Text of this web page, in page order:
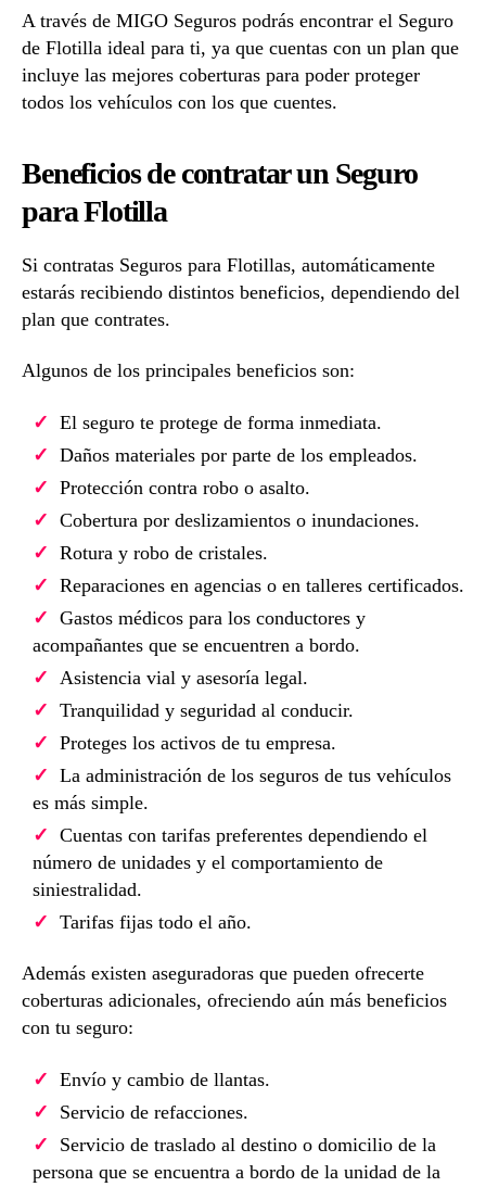
A través de MIGO Seguros podrás encontrar el Seguro
de Flotilla ideal para ti, ya que cuentas con un plan que
incluye las mejores coberturas para poder proteger
todos los vehículos con los que cuentes.
Beneficios de contratar un Seguro
para Flotilla
Si contratas Seguros para Flotillas, automáticamente
estarás recibiendo distintos beneficios, dependiendo del
plan que contrates.
Algunos de los principales beneficios son:
El seguro te protege de forma inmediata.
Daños materiales por parte de los empleados.
Protección contra robo o asalto.
Cobertura por deslizamientos o inundaciones.
Rotura y robo de cristales.
Reparaciones en agencias o en talleres certificados.
Gastos médicos para los conductores y
acompañantes que se encuentren a bordo.
Asistencia vial y asesoría legal.
Tranquilidad y seguridad al conducir.
Proteges los activos de tu empresa.
La administración de los seguros de tus vehículos
es más simple.
Cuentas con tarifas preferentes dependiendo el
número de unidades y el comportamiento de
siniestralidad.
Tarifas fijas todo el año.
Además existen aseguradoras que pueden ofrecerte
coberturas adicionales, ofreciendo aún más beneficios
con tu seguro:
Envío y cambio de llantas.
Servicio de refacciones.
Servicio de traslado al destino o domicilio de la
persona que se encuentra a bordo de la unidad de la